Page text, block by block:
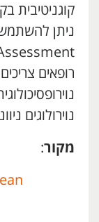
רופאים
נוירולוגים
מקור: